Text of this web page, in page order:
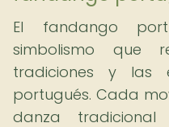
El fandango
simbolismo que
tradiciones y las
portugués. Cada
danza tradicional